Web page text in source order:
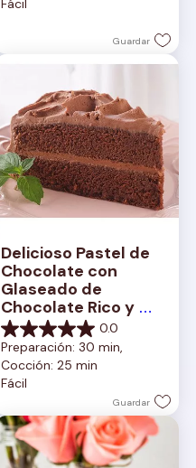
estrellas.
Guardar
Delicioso Pastel de
Chocolate con
Glaseado de
Chocolate Rico y
Cremoso
0.0
0.0
de
5
estrellas.
Preparación: 30 min,
Cocción: 25 min
Fácil
Guardar